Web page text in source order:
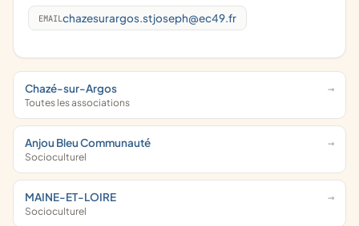
EMAIL chazesurargos.stjoseph@ec49.fr
Chazé-sur-Argos
Toutes les associations
Anjou Bleu Communauté
Socioculturel
MAINE-ET-LOIRE
Socioculturel